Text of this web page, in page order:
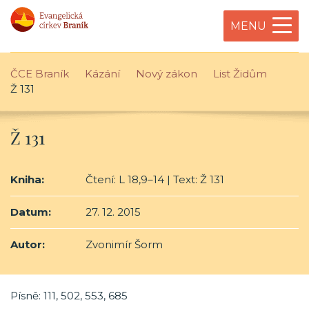
MENU
ČCE Braník Kázání Nový zákon
List Židům
Ž 131
Ž 131
Kniha: Čtení: L 18,9–14 | Text: Ž 131
Datum: 27. 12. 2015
Autor: Zvonimír Šorm
Písně: 111, 502, 553, 685